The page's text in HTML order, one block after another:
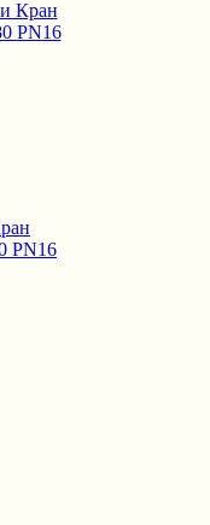
PN16